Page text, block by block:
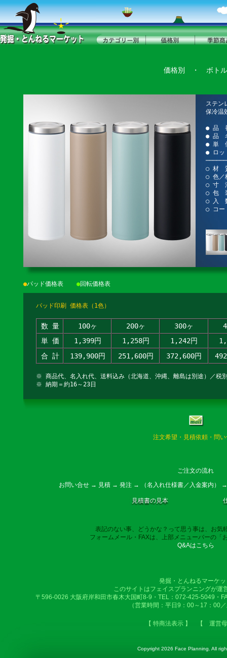
価格別 ・ ボトル
ステン
保冷温
● 品
● 品
● 単
● ロッ
○ 材
○ 色／
○ 寸
○ 包
○ 入
○ コー
●パッド価格表 ●回転価格表
パッド印刷 価格表（1色）
数 量 100ヶ 200ヶ 300ヶ
単 価
1,399円 1,258円 1,242円
合 計
139,900円 251,600円 372,600円
※ 商品代、名入れ代、送料込み（北海道、沖縄、離島は別途）／税
※ 納期＝約16～23日
注文希望・見積依頼・問
ご注文の流れ
お問い合せ → 見積 → 発注 → （名入れ仕様書／入金案内）
見積書の見本
表記のない事、どうかな？って思う事は、お気
フォームメール・FAXは、上部メニューバーの「
Q&Aはこちら
発掘・とんねるマーケ
このサイトはフェイスプランニングが運
〒596-0026 大阪府岸和田市春木大国町8-9・TEL：072-425-5049・
（営業時間：平日9：00～17：00
【 特商法表示 】 【 運営
Copyright 2026 Face Planning. All